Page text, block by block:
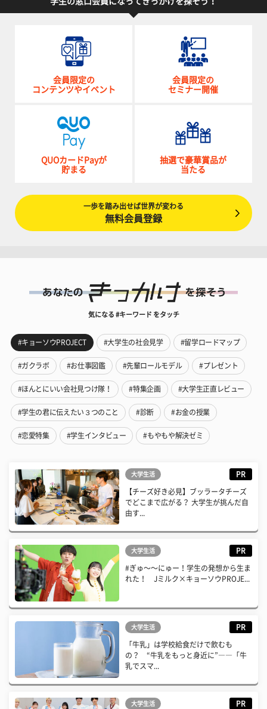
会員限定の
コンテンツやイベント
会員限定の
セミナー開催
QUOカードPayが
貯まる
抽選で豪華賞品が
当たる
一歩を踏み出せば世界が変わる
無料会員登録
気になる #キーワード をタッチ
#キョーソウPROJECT #大学生の社会見学 #留学ロードマップ
#ガクラボ #お仕事図鑑 #先輩ロールモデル #プレゼント
#ほんとにいい会社見つけ隊！ #特集企画 #大学生正直レビュー
#学生の君に伝えたい３つのこと #診断 #お金の授業
#恋愛特集 #学生インタビュー #もやもや解決ゼミ
大学生活 PR
【チーズ好き必見】ブッラータチーズ
でどこまで広がる？ 大学生が挑んだ自
由す...
大学生活 PR
#ぎゅ〜〜にゅー！学生の発想から生ま
れた！ Jミルク×キョーソウPROJE...
大学生活 PR
「牛乳」は学校給食だけで飲むも
の？ “牛乳をもっと身近に”――「牛
乳でスマ...
大学生活 PR